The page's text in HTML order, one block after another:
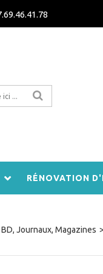
RÉNOVATION
Journaux, Magazines >